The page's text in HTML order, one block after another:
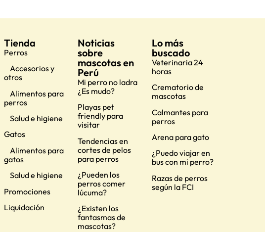
Tienda
Perros
Accesorios y
otros
Alimentos para
perros
Salud e higiene
Gatos
Alimentos para
gatos
Salud e higiene
Promociones
Liquidación
Noticias
sobre
mascotas en
Perú
Mi perro no ladra
¿Es mudo?
Playas pet
friendly para
visitar
Tendencias en
cortes de pelos
para perros
¿Pueden los
perros comer
lúcuma?
¿Existen los
fantasmas de
mascotas?
Lo más
buscado
Veterinaria 24
horas
Crematorio de
mascotas
Calmantes para
perros
Arena para gato
¿Puedo viajar en
bus con mi perro?
Razas de perros
según la FCI